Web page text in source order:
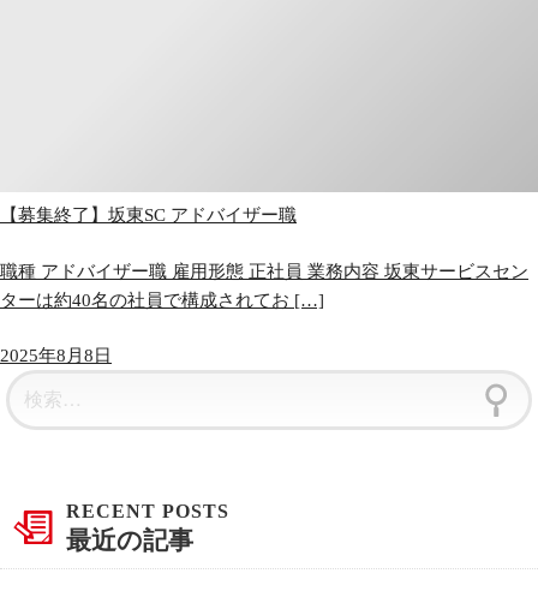
【募集終了】坂東SC アドバイザー職
職種 アドバイザー職 雇用形態 正社員 業務内容 坂東サービスセン
ターは約40名の社員で構成されてお […]
2025年8月8日
最近の記事